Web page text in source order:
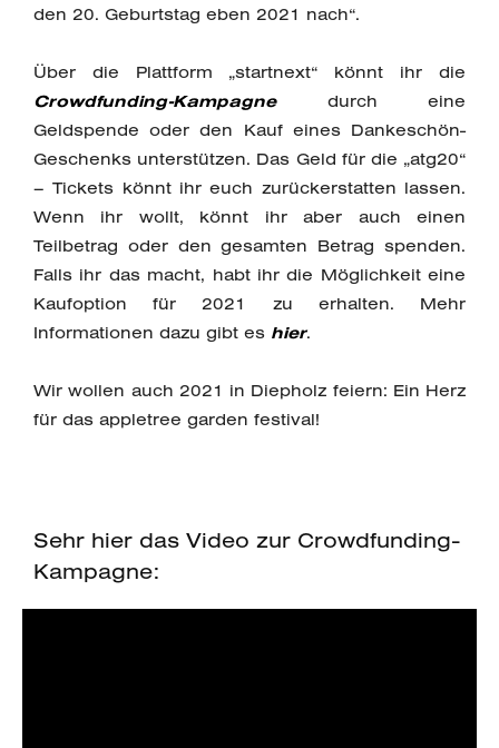
den 20. Geburtstag eben 2021 nach“.
Über die Plattform „startnext“ könnt ihr die
Crowdfunding-Kampagnedurch eine
Geldspende oder den Kauf eines Dankeschön-
Geschenks unterstützen. Das Geld für die „atg20“
– Tickets könnt ihr euch zurückerstatten lassen.
Wenn ihr wollt, könnt ihr aber auch einen
Teilbetrag oder den gesamten Betrag spenden.
Falls ihr das macht, habt ihr die Möglichkeit eine
Kaufoption für 2021 zu erhalten. Mehr
Informationen dazu gibt es hier.
Wir wollen auch 2021 in Diepholz feiern: Ein Herz
für das appletree garden festival!
Sehr hier das Video zur Crowdfunding-
Kampagne: